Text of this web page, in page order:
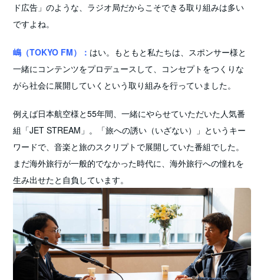
ド広告」のような、ラジオ局だからこそできる取り組みは多い
ですよね。
嶋（TOKYO FM）： はい。 もともと私たちは、スポンサー様と
一緒にコンテンツをプロデュースして、コンセプトをつくりな
がら社会に展開していくという取り組みを行っていました。
例えば日本航空様と55年間、一緒にやらせていただいた人気番
組「JET STREAM」。「旅への誘い（いざない）」というキー
ワードで、音楽と旅のスクリプトで展開していた番組でした。
まだ海外旅行が一般的でなかった時代に、海外旅行への憧れを
生み出せたと自負しています。